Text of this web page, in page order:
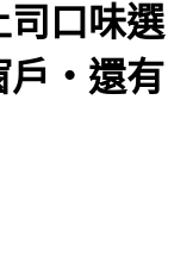
口味選
戶‧還有